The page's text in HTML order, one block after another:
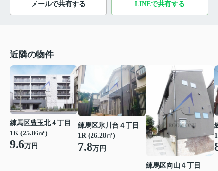
メールで共有する LINEで共有する
近隣の物件
練馬区豊玉北４丁目
1K (25.86㎡)
9.6万円
練馬区氷川台４丁目
1R (26.28㎡)
7.8万円
練馬区向山４丁目